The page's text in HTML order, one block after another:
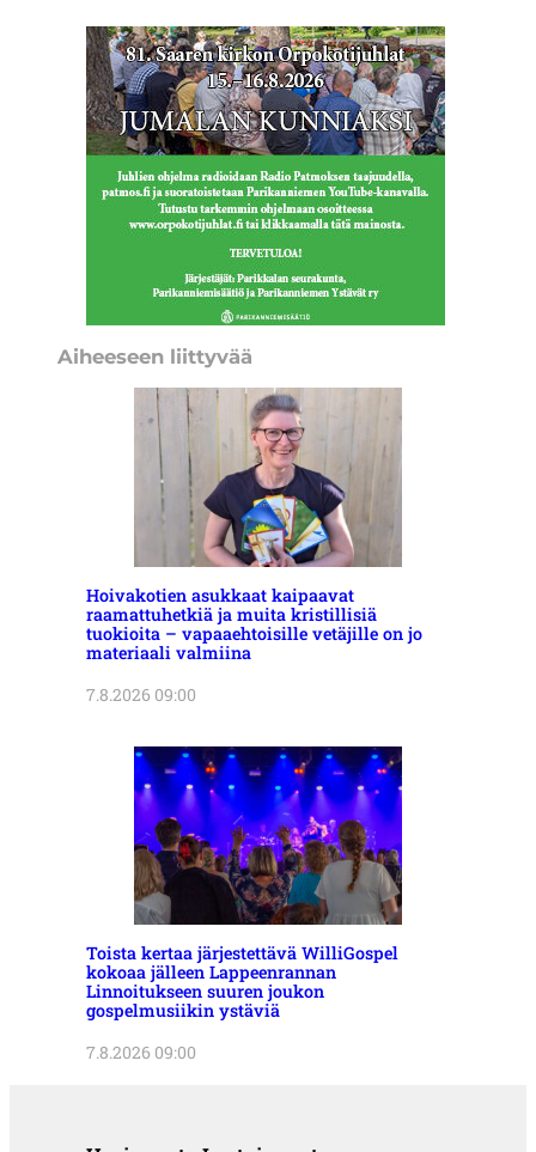
Aiheeseen liittyvää
Hoivakotien asukkaat kaipaavat
raamattuhetkiä ja muita kristillisiä
tuokioita – vapaaehtoisille vetäjille on jo
materiaali valmiina
7.8.2026 09:00
Toista kertaa järjestettävä WilliGospel
kokoaa jälleen Lappeenrannan
Linnoitukseen suuren joukon
gospelmusiikin ystäviä
7.8.2026 09:00